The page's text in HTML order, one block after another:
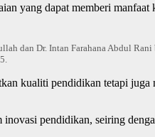
yang dapat memberi manfaat
dan Dr. Intan Farahana Abdul
kualiti pendidikan tetapi juga
pendidikan, seiring